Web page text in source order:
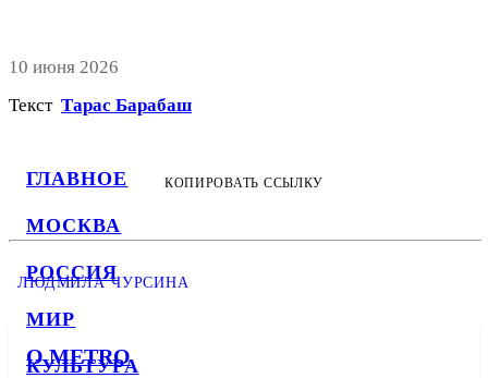
ГЛАВНОЕ
МОСКВА
РОССИЯ
МИР
КУЛЬТУРА
10 июня 2026
Текст Тарас Барабаш
КОПИРОВАТЬ ССЫЛКУ
ЛЮДМИЛА ЧУРСИНА
О METRO